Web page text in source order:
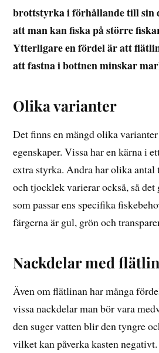
brottstyrka i förhållande till sin
att man kan fiska på större
Ytterligare en fördel är att
att fastna i bottnen minskar
Olika varianter
Det finns en mängd olika
egenskaper. Vissa har en kärna i
extra styrka. Andra har olika
och tjocklek varierar också, så
som passar ens specifika
färgerna är gul, grön och
Nackdelar med
Även om flätlinan har många
vissa nackdelar man bör vara
den suger vatten blir den tyngre
vilket kan påverka kasten